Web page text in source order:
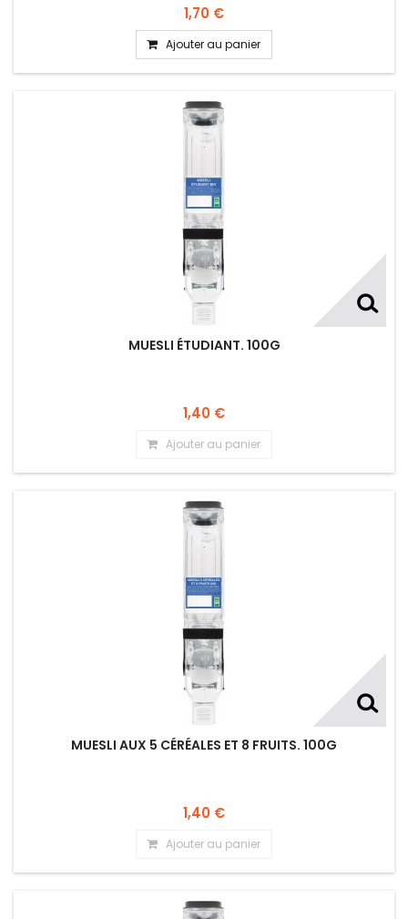
1,70 €
Ajouter au panier
MUESLI ÉTUDIANT. 100G
1,40 €
Ajouter au panier
MUESLI AUX 5 CÉRÉALES ET 8 FRUITS. 100G
1,40 €
Ajouter au panier